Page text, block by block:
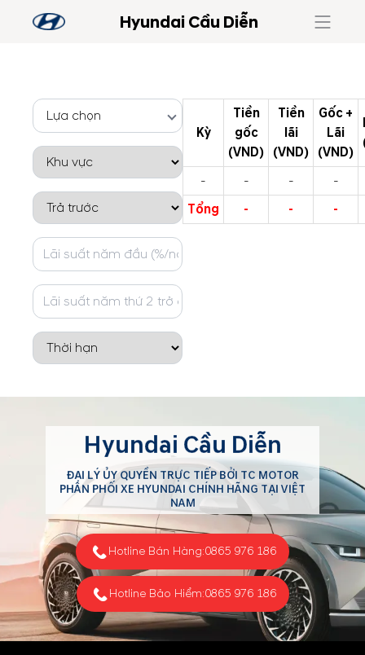
Hyundai Cầu Diễn
Lựa chọn
Kỳ
Tiền
gốc
(VND)
Tiền
lãi
(VND)
Gốc +
Lãi
(VND)
- - -
-
Tổng
- - -
Hyundai Cầu Diễn
ĐẠI LÝ ỦY QUYỀN TRỰC TIẾP BỞI TC MOTOR
PHÂN PHỐI XE HYUNDAI CHÍNH HÃNG TẠI VIỆT
NAM
Hotline Bán Hàng:0865 976 186
Hotline Bảo Hiểm:0865 976 186